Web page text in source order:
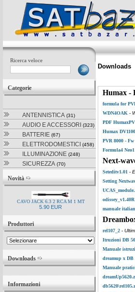
Ricerca veloce
Categorie
ANTENNISTICA (31)
AUDIO E ACCESSORI (323)
BATTERIE (67)
ELETTRODOMESTICI (458)
ILLUMINAZIONE (248)
SICUREZZA (70)
Novità
CAVO JACK 6.3 2 RCA M 1 MT
5.90 EUR
Produttori
Downloads
Informazioni
Downloads
Humax -
formula for
WDN4OAK -
PDF
Humax
PVR 8000 - Fw
Formula4 Neo1
Next-
Seteditv1.01 -
Setting
odissey_v1.40R
manuale
rel107_2 -
Itruzioni DB
Manuale
dreamup x DB
Manuale